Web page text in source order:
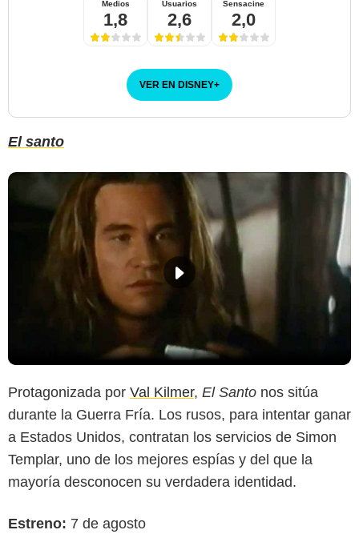
Medios
1,8
Usuarios
2,6
Sensacine
2,0
VER EN DISNEY+
El santo
Protagonizada por Val Kilmer, El Santo nos sitúa
durante la Guerra Fría. Los rusos, para intentar ganar
a Estados Unidos, contratan los servicios de Simon
Templar, uno de los mejores espías y del que la
mayoría desconocen su verdadera identidad.
Estreno: 7 de agosto